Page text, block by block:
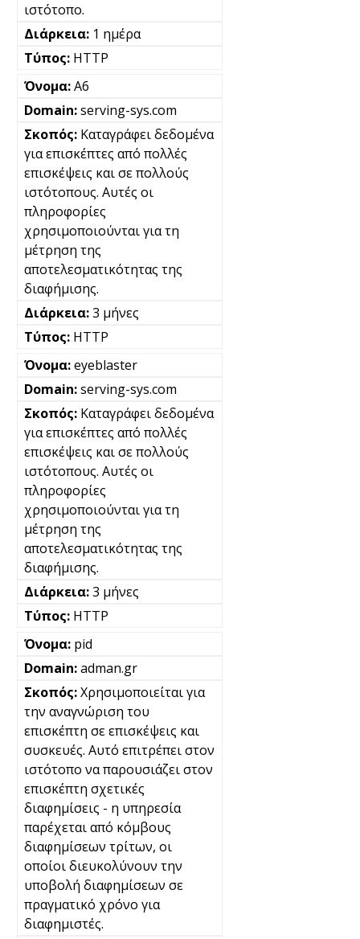
ιστότοπο.
1 ημέρα
HTTP
A6
serving-sys.com
Καταγράφει δεδομένα
για επισκέπτες από πολλές
επισκέψεις και σε πολλούς
ιστότοπους. Αυτές οι
πληροφορίες
χρησιμοποιούνται για τη
μέτρηση της
αποτελεσματικότητας της
διαφήμισης.
3 μήνες
HTTP
eyeblaster
serving-sys.com
Καταγράφει δεδομένα
για επισκέπτες από πολλές
επισκέψεις και σε πολλούς
ιστότοπους. Αυτές οι
πληροφορίες
χρησιμοποιούνται για τη
μέτρηση της
αποτελεσματικότητας της
διαφήμισης.
3 μήνες
HTTP
pid
adman.gr
Χρησιμοποιείται για
την αναγνώριση του
επισκέπτη σε επισκέψεις και
συσκευές. Αυτό επιτρέπει στον
ιστότοπο να παρουσιάζει στον
επισκέπτη σχετικές
διαφημίσεις - η υπηρεσία
παρέχεται από κόμβους
διαφημίσεων τρίτων, οι
οποίοι διευκολύνουν την
υποβολή διαφημίσεων σε
πραγματικό χρόνο για
διαφημιστές.